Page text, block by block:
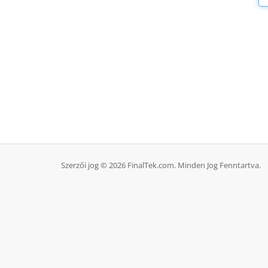
Szerzői jog © 2026 FinalTek.com. Minden Jog Fenntartva.